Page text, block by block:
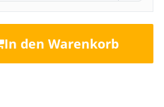
In den Warenkorb